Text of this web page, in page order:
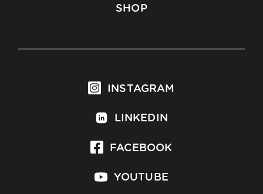
SHOP
INSTAGRAM
LINKEDIN
FACEBOOK
YOUTUBE